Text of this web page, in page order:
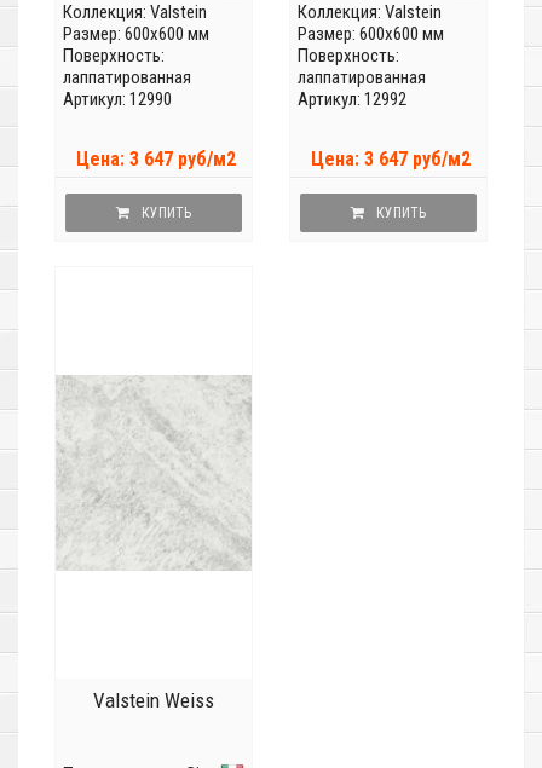
Коллекция: Valstein
Размер: 600x600 мм
Поверхность:
лаппатированная
Артикул: 12990
Цена: 3 647 руб/м2
КУПИТЬ
Коллекция: Valstein
Размер: 600x600 мм
Поверхность:
лаппатированная
Артикул: 12992
Цена: 3 647 руб/м2
КУПИТЬ
Valstein Weiss